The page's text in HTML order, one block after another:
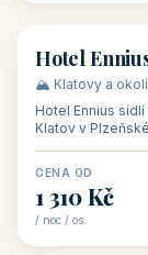
🏨 hotel
Hotel
🏔️ Klatovy a okolí
Hotel Ennius sídlí
Klatov v
CENA OD
1 310 Kč
/ noc / os.